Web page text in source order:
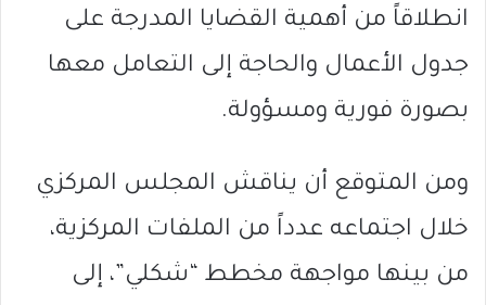
انطلاقاً من أهمية القضايا المدرجة على
جدول الأعمال والحاجة إلى التعامل معها
بصورة فورية ومسؤولة.
ومن المتوقع أن يناقش المجلس المركزي
خلال اجتماعه عدداً من الملفات المركزية،
من بينها مواجهة مخطط “شكلي”، إلى